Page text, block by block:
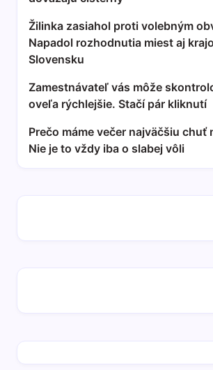
Žilinka zasiahol proti volebným
Napadol rozhodnutia miest aj
Slovensku
Zamestnávateľ vás môže
oveľa rýchlejšie. Stačí pár kliknutí
Prečo máme večer najväčšiu chuť
Nie je to vždy iba o slabej vôli